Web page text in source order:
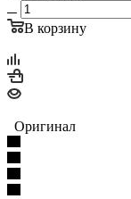
В корзину
Оригинал